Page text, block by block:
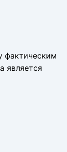
фактическим
является